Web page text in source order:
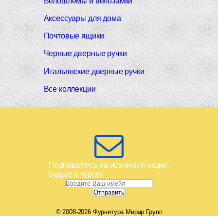
Аксессуары для дома
Почтовые ящики
Черные дверные ручки
Итальянские дверные ручки
Все коллекции
Подпишитесь на новинки и акции.
Будьте в курсе!
© 2008-2026 Фурнитура Мирар Групп